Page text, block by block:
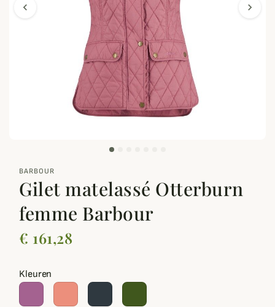
chevron_left chevron_right
BARBOUR
Gilet matelassé Otterburn
femme Barbour
€ 161,28
Kleuren